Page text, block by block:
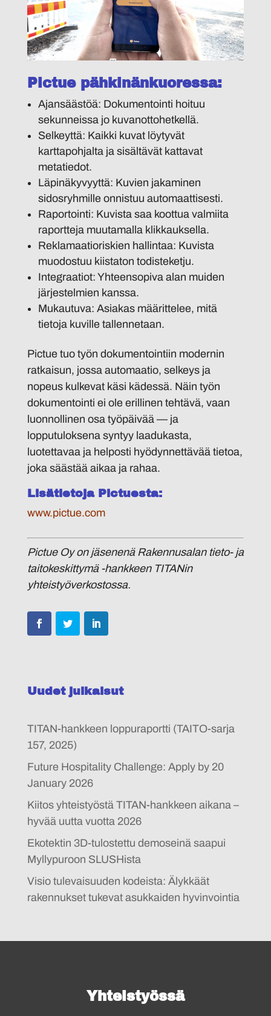
Pictue pähkinänkuoressa:
Ajansäästöä: Dokumentointi hoituu
sekunneissa jo kuvanottohetkellä.
Selkeyttä: Kaikki kuvat löytyvät
karttapohjalta ja sisältävät kattavat
metatiedot.
Läpinäkyvyyttä: Kuvien jakaminen
sidosryhmille onnistuu automaattisesti.
Raportointi: Kuvista saa koottua valmiita
raportteja muutamalla klikkauksella.
Reklamaatioriskien hallintaa: Kuvista
muodostuu kiistaton todisteketju.
Integraatiot: Yhteensopiva alan muiden
järjestelmien kanssa.
Mukautuva: Asiakas määrittelee, mitä
tietoja kuville tallennetaan.
Pictue tuo työn dokumentointiin modernin
ratkaisun, jossa automaatio, selkeys ja
nopeus kulkevat käsi kädessä. Näin työn
dokumentointi ei ole erillinen tehtävä, vaan
luonnollinen osa työpäivää — ja
lopputuloksena syntyy laadukasta,
luotettavaa ja helposti hyödynnettävää tietoa,
joka säästää aikaa ja rahaa.
Lisätietoja Pictuesta:
www.pictue.com
Pictue Oy on jäsenenä Rakennusalan tieto- ja
taitokeskittymä -hankkeen TITANin
yhteistyöverkostossa.
Uudet julkaisut
TITAN-hankkeen loppuraportti (TAITO-sarja
157, 2025)
Future Hospitality Challenge: Apply by 20
January 2026
Kiitos yhteistyöstä TITAN-hankkeen aikana –
hyvää uutta vuotta 2026
Ekotektin 3D-tulostettu demoseinä saapui
Myllypuroon SLUSHista
Visio tulevaisuuden kodeista: Älykkäät
rakennukset tukevat asukkaiden hyvinvointia
Yhteistyössä